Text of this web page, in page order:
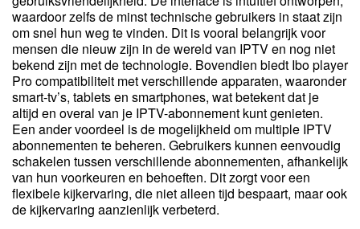
waardoor zelfs de minst technische gebruikers in staat zijn
om snel hun weg te vinden. Dit is vooral belangrijk voor
mensen die nieuw zijn in de wereld van IPTV en nog niet
bekend zijn met de technologie. Bovendien biedt Ibo player
Pro compatibiliteit met verschillende apparaten, waaronder
smart-tv’s, tablets en smartphones, wat betekent dat je
altijd en overal van je IPTV-abonnement kunt genieten.
Een ander voordeel is de mogelijkheid om multiple IPTV
abonnementen te beheren. Gebruikers kunnen eenvoudig
schakelen tussen verschillende abonnementen, afhankelijk
van hun voorkeuren en behoeften. Dit zorgt voor een
flexibele kijkervaring, die niet alleen tijd bespaart, maar ook
de kijkervaring aanzienlijk verbeterd.